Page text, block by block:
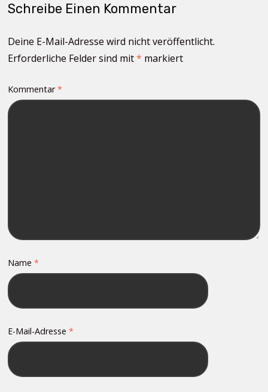
Schreibe Einen Kommentar
Deine E-Mail-Adresse wird nicht veröffentlicht.
Erforderliche Felder sind mit* markiert
Kommentar*
Name*
E-Mail-Adresse*